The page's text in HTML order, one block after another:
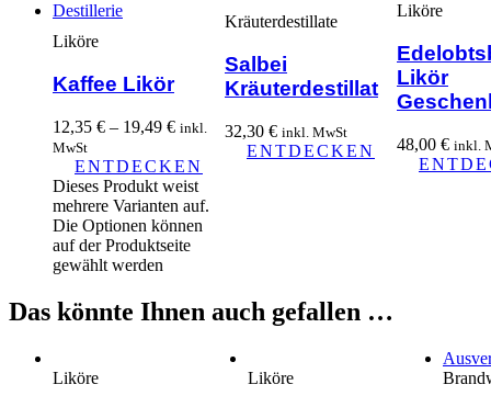
Liköre
Kaffee Likör
12,35 € – 19,49 € inkl.
MwSt
ENTDECKEN
Dieses Produkt weist
mehrere Varianten auf.
Die Optionen können
auf der Produktseite
gewählt werden
Kräuterdestillate
Salbei
Kräuterdestillat
32,30 € inkl. MwSt
ENTDECKEN
Liköre
Likör
48,00 € inkl.
Das könnte Ihnen auch gefallen …
Liköre Liköre